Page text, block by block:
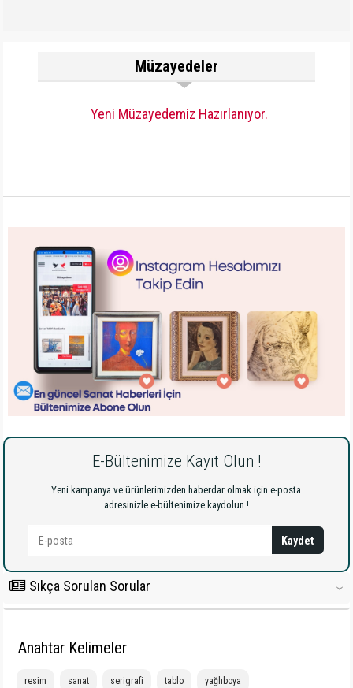
Müzayedeler
Yeni Müzayedemiz Hazırlanıyor.
E-Bültenimize Kayıt Olun !
Yeni kampanya ve ürünlerimizden haberdar olmak için e-posta
adresinizle e-bültenimize kaydolun !
Kaydet
Sıkça Sorulan Sorular ‹
Anahtar Kelimeler
resim sanat serigrafi tablo yağlıboya